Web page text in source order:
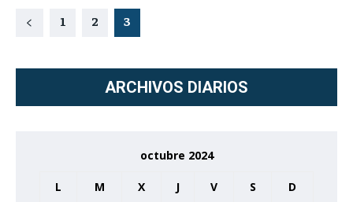
1 2 3
ARCHIVOS DIARIOS
octubre 2024
L M X J V S D